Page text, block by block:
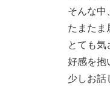
そんな中
たまたま
とても気
好感を抱
少しお話